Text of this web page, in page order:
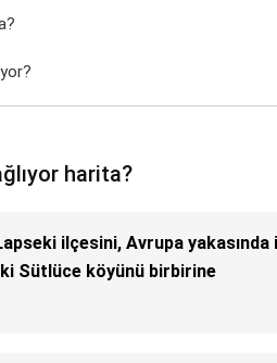
harita?
ilçesini, Avrupa yakasında
Sütlüce köyünü birbirine